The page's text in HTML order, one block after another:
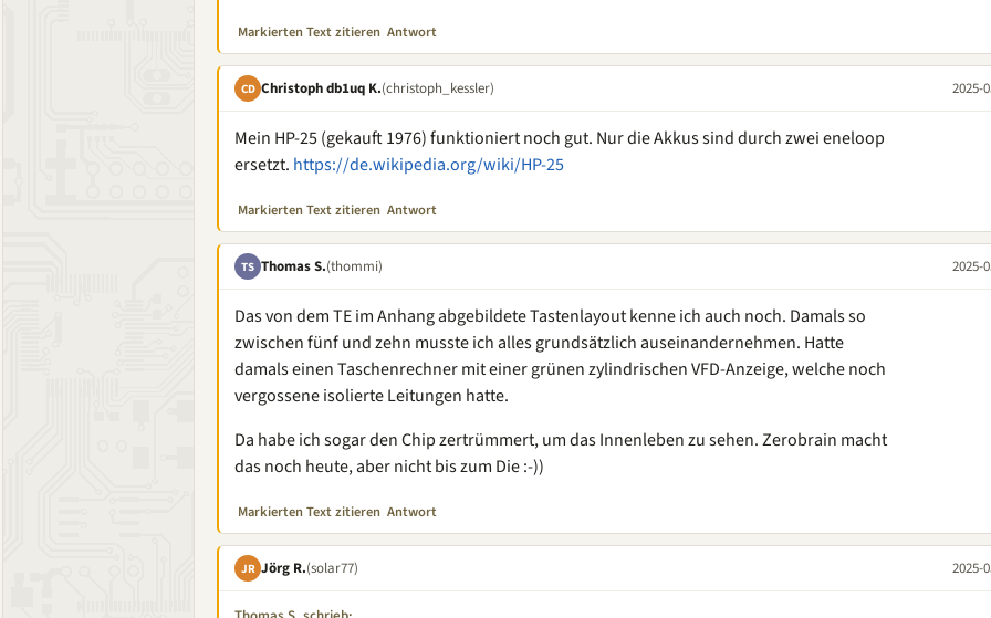
Markierten Text zitieren Antwort
CD Christoph db1uq K.(christoph_kessler) 2025-
Mein HP-25 (gekauft 1976) funktioniert noch gut. Nur die Akkus sind durch zwei eneloop
ersetzt. https://de.wikipedia.org/wiki/HP-25
Markierten Text zitieren Antwort
TS Thomas S.(thommi) 2025-
Das von dem TE im Anhang abgebildete Tastenlayout kenne ich auch noch. Damals so
zwischen fünf und zehn musste ich alles grundsätzlich auseinandernehmen. Hatte
damals einen Taschenrechner mit einer grünen zylindrischen VFD-Anzeige, welche noch
vergossene isolierte Leitungen hatte.
Da habe ich sogar den Chip zertrümmert, um das Innenleben zu sehen. Zerobrain macht
das noch heute, aber nicht bis zum Die :-))
Markierten Text zitieren Antwort
JR Jörg R.(solar77) 2025-